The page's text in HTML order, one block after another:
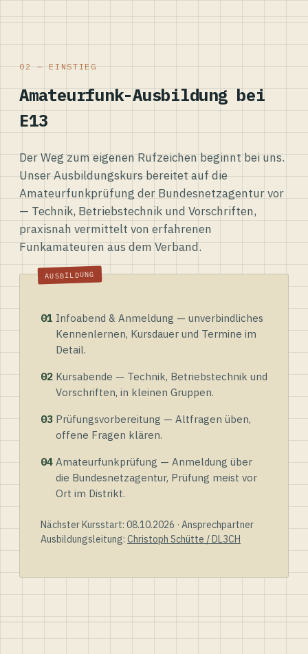
02 — EINSTIEG
Amateurfunk-Ausbildung bei
E13
Der Weg zum eigenen Rufzeichen beginnt bei uns.
Unser Ausbildungskurs bereitet auf die
Amateurfunkprüfung der Bundesnetzagentur vor
— Technik, Betriebstechnik und Vorschriften,
praxisnah vermittelt von erfahrenen
Funkamateuren aus dem Verband.
01 Infoabend & Anmeldung — unverbindliches
Kennenlernen, Kursdauer und Termine im
Detail.
02 Kursabende — Technik, Betriebstechnik und
Vorschriften, in kleinen Gruppen.
03 Prüfungsvorbereitung — Altfragen üben,
offene Fragen klären.
04 Amateurfunkprüfung — Anmeldung über
die Bundesnetzagentur, Prüfung meist vor
Ort im Distrikt.
Nächster Kursstart: 08.10.2026 · Ansprechpartner
Ausbildungsleitung: Christoph Schütte / DL3CH